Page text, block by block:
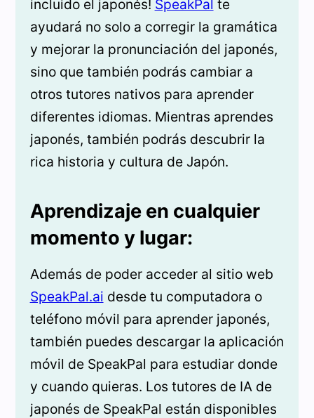
incluido el japonés! SpeakPal te
ayudará no solo a corregir la gramática
y mejorar la pronunciación del japonés,
sino que también podrás cambiar a
otros tutores nativos para aprender
diferentes idiomas. Mientras aprendes
japonés, también podrás descubrir la
rica historia y cultura de Japón.
Aprendizaje en cualquier
momento y lugar:
Además de poder acceder al sitio web
SpeakPal.ai desde tu computadora o
teléfono móvil para aprender japonés,
también puedes descargar la aplicación
móvil de SpeakPal para estudiar donde
y cuando quieras. Los tutores de IA de
japonés de SpeakPal están disponibles